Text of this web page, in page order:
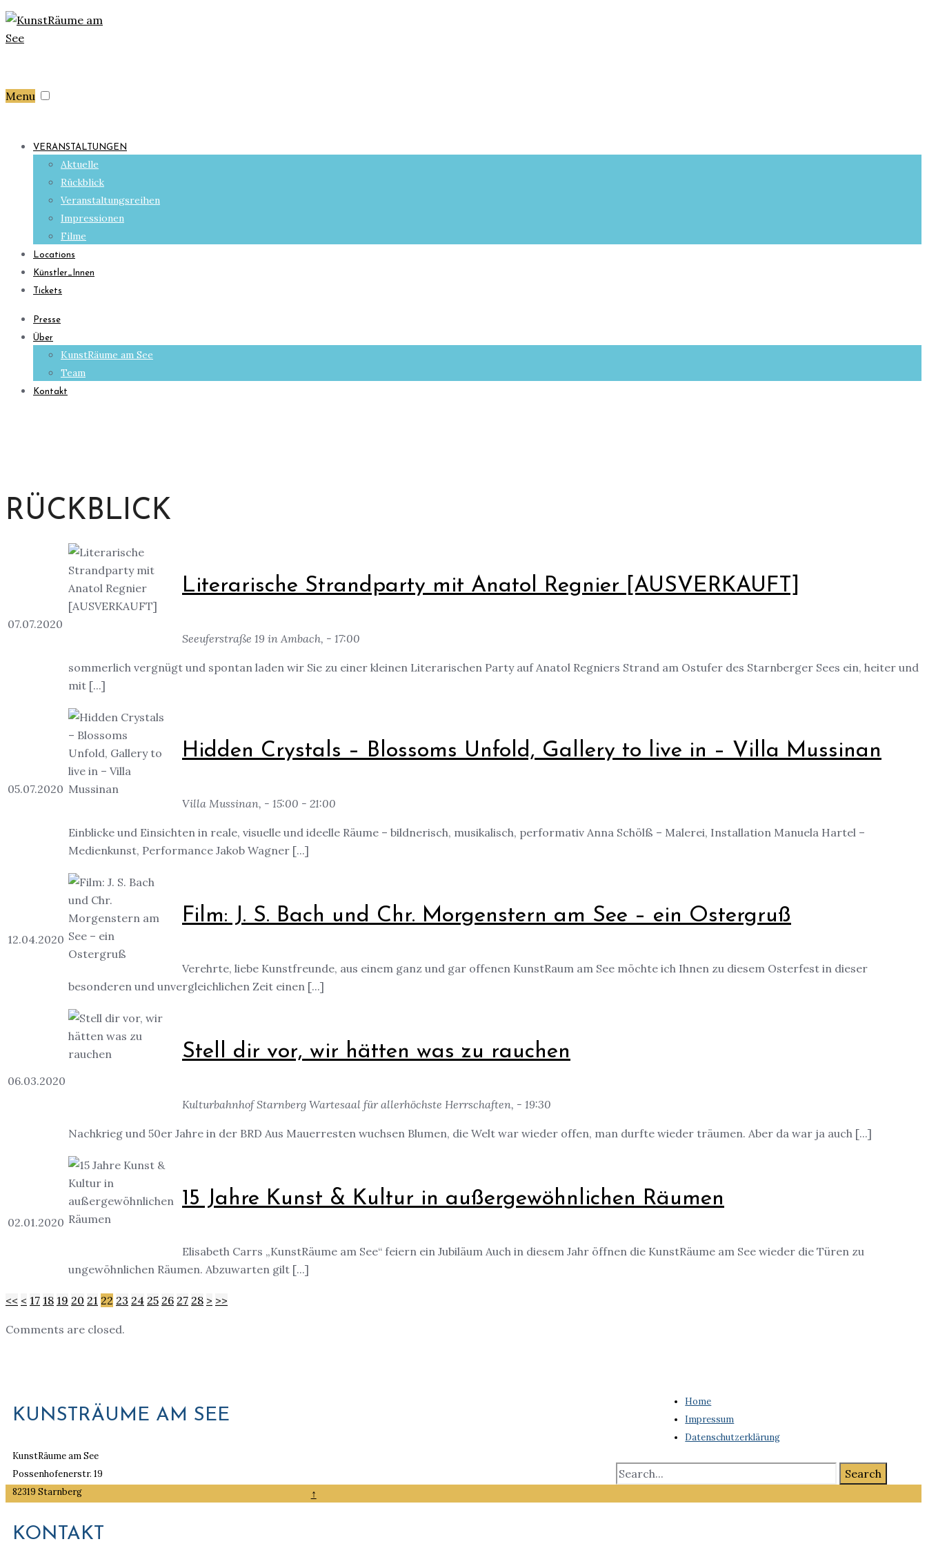
Menu
VERANSTALTUNGEN
Aktuelle
Rückblick
Veranstaltungsreihen
Impressionen
Filme
Locations
Künstler_Innen
Tickets
Presse
Über
KunstRäume am See
Team
Kontakt
RÜCKBLICK
07.07.2020
Literarische Strandparty mit Anatol Regnier [AUSVERKAUFT]
Seeuferstraße 19 in Ambach, - 17:00
sommerlich vergnügt und spontan laden wir Sie zu einer kleinen Literarischen Party auf Anatol Regniers Strand am Ostufer des Starnberger Sees ein, heiter und
mit [...]
05.07.2020
Hidden Crystals – Blossoms Unfold, Gallery to live in – Villa Mussinan
Villa Mussinan, - 15:00 - 21:00
Einblicke und Einsichten in reale, visuelle und ideelle Räume – bildnerisch, musikalisch, performativ Anna Schölß – Malerei, Installation Manuela Hartel –
Medienkunst, Performance Jakob Wagner [...]
12.04.2020
Film: J. S. Bach und Chr. Morgenstern am See – ein Ostergruß
Verehrte, liebe Kunstfreunde, aus einem ganz und gar offenen KunstRaum am See möchte ich Ihnen zu diesem Osterfest in dieser
besonderen und unvergleichlichen Zeit einen [...]
06.03.2020
Stell dir vor, wir hätten was zu rauchen
Kulturbahnhof Starnberg Wartesaal für allerhöchste Herrschaften, - 19:30
Nachkrieg und 50er Jahre in der BRD Aus Mauerresten wuchsen Blumen, die Welt war wieder offen, man durfte wieder träumen. Aber da war ja auch [...]
02.01.2020
15 Jahre Kunst & Kultur in außergewöhnlichen Räumen
Elisabeth Carrs „KunstRäume am See“ feiern ein Jubiläum Auch in diesem Jahr öffnen die KunstRäume am See wieder die Türen zu
ungewöhnlichen Räumen. Abzuwarten gilt [...]
<< < 17 18 19 20 21 22 23 24 25 26 27 28 > >>
Comments are closed.
KUNSTRÄUME AM SEE
KunstRäume am See
Possenhofenerstr. 19
82319 Starnberg
KONTAKT
Home
Impressum
Datenschutzerklärung
Search
↑